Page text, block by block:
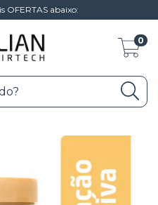
OFERTAS abaixo:
0